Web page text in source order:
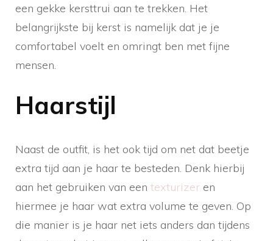
een gekke kersttrui aan te trekken. Het
belangrijkste bij kerst is namelijk dat je je
comfortabel voelt en omringt ben met fijne
mensen.
Haarstijl
Naast de outfit, is het ook tijd om net dat beetje
extra tijd aan je haar te besteden. Denk hierbij
aan het gebruiken van een texturizer en
hiermee je haar wat extra volume te geven. Op
die manier is je haar net iets anders dan tijdens